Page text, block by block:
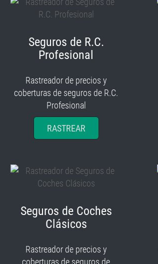
Seguros de R.C.
Profesional
Rastreador de precios y
coberturas de seguros de R.C.
Profesional
RASTREAR
Seguros de Coches
Clásicos
Rastreador de precios y
coberturas de seguros de